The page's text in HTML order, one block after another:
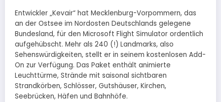
Entwickler „Kevair“ hat Mecklenburg-Vorpommern, das
an der Ostsee im Nordosten Deutschlands gelegene
Bundesland, für den Microsoft Flight Simulator ordentlich
aufgehübscht. Mehr als 240 (!) Landmarks, also
Sehenswürdigkeiten, stellt er in seinem kostenlosen Add-
On zur Verfügung. Das Paket enthält animierte
Leuchttürme, Strände mit saisonal sichtbaren
Strandkörben, Schlösser, Gutshäuser, Kirchen,
Seebrücken, Häfen und Bahnhöfe.